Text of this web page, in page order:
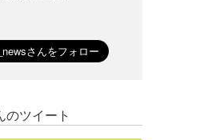
ツイート